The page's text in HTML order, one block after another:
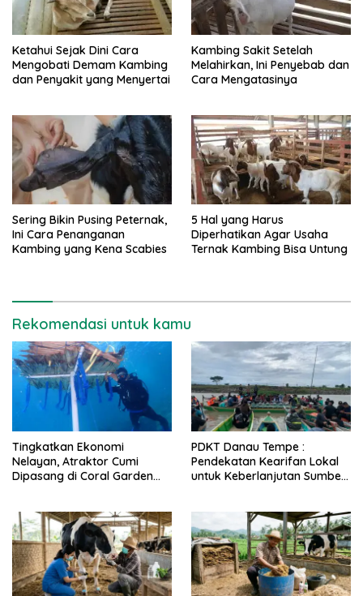
Ketahui Sejak Dini Cara
Mengobati Demam Kambing
dan Penyakit yang Menyertai
Kambing Sakit Setelah
Melahirkan, Ini Penyebab dan
Cara Mengatasinya
Sering Bikin Pusing Peternak,
Ini Cara Penanganan
Kambing yang Kena Scabies
5 Hal yang Harus
Diperhatikan Agar Usaha
Ternak Kambing Bisa Untung
Rekomendasi untuk kamu
Tingkatkan Ekonomi
Nelayan, Atraktor Cumi
Dipasang di Coral Garden
PDKT Danau Tempe :
Pendekatan Kearifan Lokal
untuk Keberlanjutan Sumber